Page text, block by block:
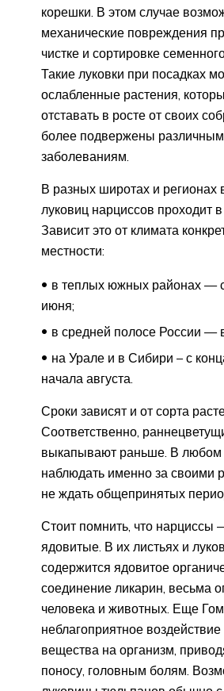
корешки. В этом случае
механические повреждения
чистке и сортировке
Такие луковки при посадках
ослабленные растения,
отставать в росте от своих
более подвержены различным
заболеваниям.
В разных широтах и
луковиц нарциссов проходит
Зависит это от климата
местности:
в теплых южных районах —
июня;
в средней полосе России —
на Урале и в Сибири – с
начала августа.
Сроки зависят и от сорта
Соответственно,
выкапывают раньше. В любом
наблюдать именно за своими
не ждать общепринятых
Стоит помнить, что нарциссы
ядовитые. В их листьях и
содержится ядовитое
соединение ликарин, весьма
человека и животных. Еще
неблагоприятное воздействие
вещества на организм,
поносу, головным болям.